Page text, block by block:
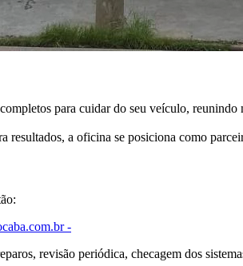
para cuidar do seu veículo,
resultados, a oficina se posiciona como
-
revisão periódica, checagem dos